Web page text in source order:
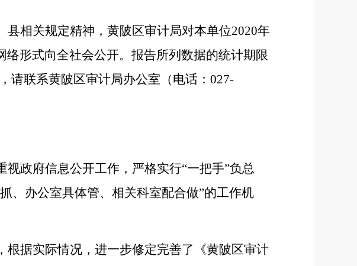
相关规定精神，黄陂区审计局对本单位2020年
络形式向全社会公开。报告所列数据的统计期限
请联系黄陂区审计局办公室（电话： 027-
视政府信息公开工作，严格实行“一把手”负总
、办公室具体管、相关科室配合做”的工作机
据实际情况，进一步修定完善了《黄陂区审计